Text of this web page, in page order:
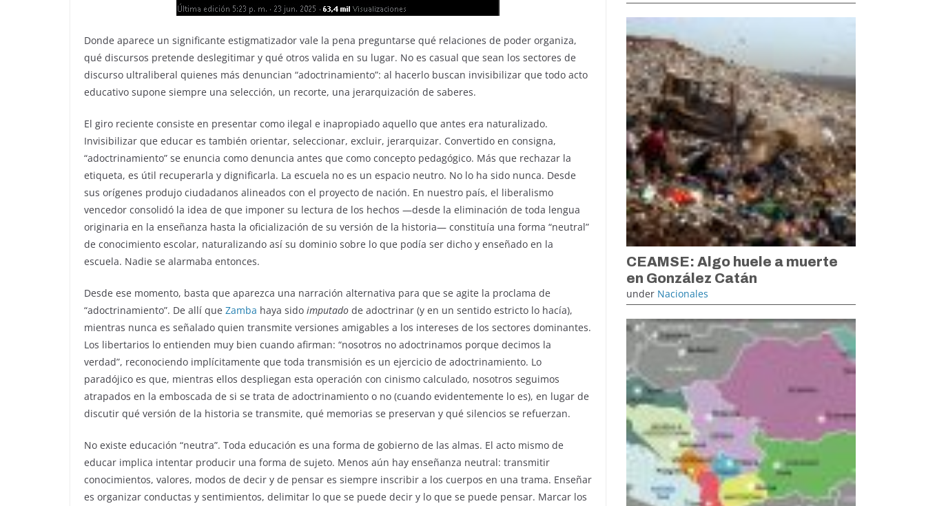
Donde aparece un significante estigmatizador vale la pena preguntarse qué relaciones de poder organiza,
qué discursos pretende deslegitimar y qué otros valida en su lugar. No es casual que sean los sectores de
discurso ultraliberal quienes más denuncian “adoctrinamiento”: al hacerlo buscan invisibilizar que todo acto
educativo supone siempre una selección, un recorte, una jerarquización de saberes.
El giro reciente consiste en presentar como ilegal e inapropiado aquello que antes era naturalizado.
Invisibilizar que educar es también orientar, seleccionar, excluir, jerarquizar. Convertido en consigna,
“adoctrinamiento” se enuncia como denuncia antes que como concepto pedagógico. Más que rechazar la
etiqueta, es útil recuperarla y dignificarla. La escuela no es un espacio neutro. No lo ha sido nunca. Desde
sus orígenes produjo ciudadanos alineados con el proyecto de nación. En nuestro país, el liberalismo
vencedor consolidó la idea de que imponer su lectura de los hechos —desde la eliminación de toda lengua
originaria en la enseñanza hasta la oficialización de su versión de la historia— constituía una forma “neutral”
de conocimiento escolar, naturalizando así su dominio sobre lo que podía ser dicho y enseñado en la
escuela. Nadie se alarmaba entonces.
Desde ese momento, basta que aparezca una narración alternativa para que se agite la proclama de
“adoctrinamiento”. De allí que Zamba haya sido imputado de adoctrinar (y en un sentido estricto lo hacía),
mientras nunca es señalado quien transmite versiones amigables a los intereses de los sectores dominantes.
Los libertarios lo entienden muy bien cuando afirman: “nosotros no adoctrinamos porque decimos la
verdad”, reconociendo implícitamente que toda transmisión es un ejercicio de adoctrinamiento. Lo
paradójico es que, mientras ellos despliegan esta operación con cinismo calculado, nosotros seguimos
atrapados en la emboscada de si se trata de adoctrinamiento o no (cuando evidentemente lo es), en lugar de
discutir qué versión de la historia se transmite, qué memorias se preservan y qué silencios se refuerzan.
No existe educación “neutra”. Toda educación es una forma de gobierno de las almas. El acto mismo de
educar implica intentar producir una forma de sujeto. Menos aún hay enseñanza neutral: transmitir
conocimientos, valores, modos de decir y de pensar es siempre inscribir a los cuerpos en una trama. Enseñar
es organizar conductas y sentimientos, delimitar lo que se puede decir y lo que se puede pensar. Marcar los
CEAMSE: Algo huele a muerte
en González Catán
under Nacionales